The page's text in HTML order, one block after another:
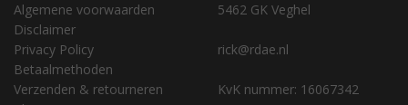
Algemene voorwaarden
Disclaimer
Privacy Policy
Betaalmethoden
Verzenden & retourneren
5462 GK Veghel
rick@rdae.nl
KvK nummer: 16067342